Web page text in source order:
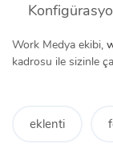
Work Medya ekibi,
kadrosu ile sizinle
eklenti